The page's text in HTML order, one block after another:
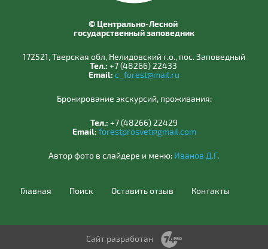
© Центрально-Лесной
государственный заповедник
172521, Тверская обл, Нелидовский г.о., пос. Заповедный
Тел.: +7 (48266) 22433
Email: c_forest@mail.ru
Бронирование экскурсий, проживания:
Тел.: +7 (48266) 22429
Email: forestprosvet@gmail.com
Автор фото в слайдере и меню: Иванов Д.Г.
Главная Поиск Оставить отзыв Контакты
Сайт разработан